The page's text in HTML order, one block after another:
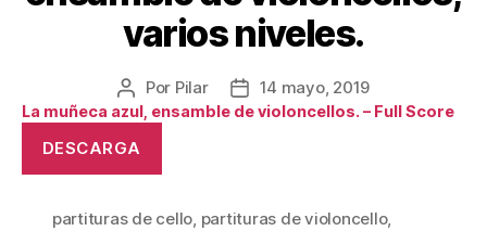
varios niveles.
Autor
de
publicación
Por Pilar
Fecha
de
14 mayo, 2019
La muñeca azul, ensamble de violoncellos. – Full Score
DESCARGA
partituras de cello, partituras de violoncello,